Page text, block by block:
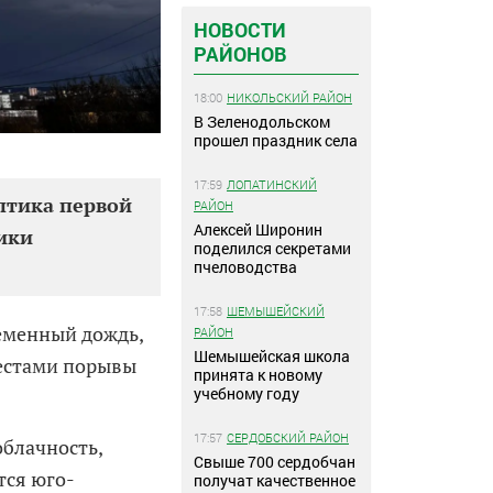
первой
дождь,
порывы
юго-
НОВОСТИ
РАЙОНОВ
18:00 НИКОЛЬСКИЙ РАЙОН
В Зеленодольском
прошел праздник села
17:59 ЛОПАТИНСКИЙ
РАЙОН
Алексей Широнин
поделился секретами
пчеловодства
17:58 ШЕМЫШЕЙСКИЙ
РАЙОН
Шемышейская школа
принята к новому
учебному году
17:57 СЕРДОБСКИЙ РАЙОН
Свыше 700 сердобчан
получат качественное